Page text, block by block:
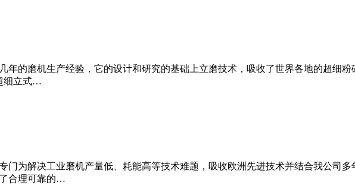
年的磨机生产经验，它的设计和研究的基础上立磨技术，吸收了世界各地的超细
细立式…
门为解决工业磨机产量低、耗能高等技术难题，吸收欧洲先进技术并结合我公司
合理可靠的…